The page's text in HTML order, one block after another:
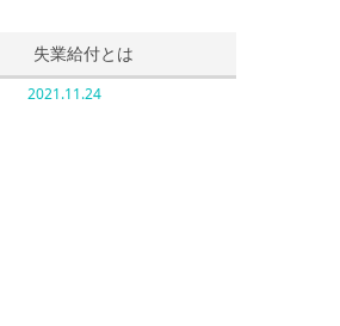
失業給付とは
2021.11.24